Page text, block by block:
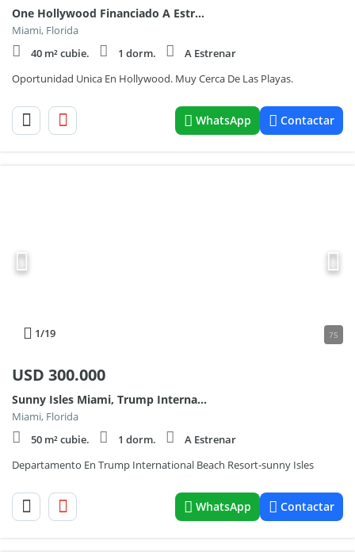
One Hollywood Financiado A Estrenar 600
Miami, Florida
40 m² cubie.
1 dorm.
A Estrenar
Oportunidad Unica En Hollywood. Muy Cerca De Las Playas.
WhatsApp Contactar
1/19 75
USD 300.000
Sunny Isles Miami, Trump International
Miami, Florida
50 m² cubie.
1 dorm.
A Estrenar
Departamento En Trump International Beach Resort-sunny Isles
WhatsApp Contactar